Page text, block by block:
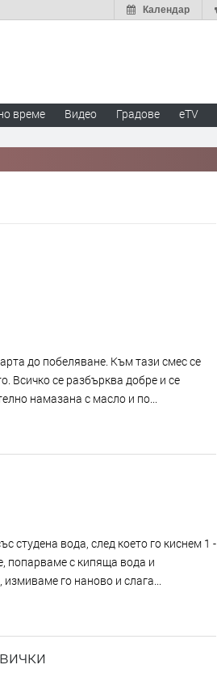
Календар
време Видео Градове eTV
до побеляване. Към тази смес се
Всичко се разбърква добре и се
намазана с масло и по...
студена вода, след което го киснем 1 -
попарваме с кипяща вода и
го наново и слага...